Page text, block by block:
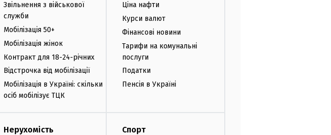
Звільнення з військової
служби
Мобілізація 50+
Мобілізація жінок
Контракт для 18-24-річних
Відстрочка від мобілізації
Мобілізація в Україні: скільки
осіб мобілізує ТЦК
Ціна нафти
Курси валют
Фінансові новини
Тарифи на комунальні
послуги
Податки
Пенсія в Україні
Нерухомість Спорт